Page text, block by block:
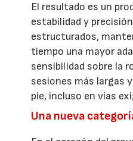
El resultado es un
estabilidad y
estructurados,
tiempo una mayor
sensibilidad sobre la
sesiones más largas
pie, incluso en vías
Una nueva